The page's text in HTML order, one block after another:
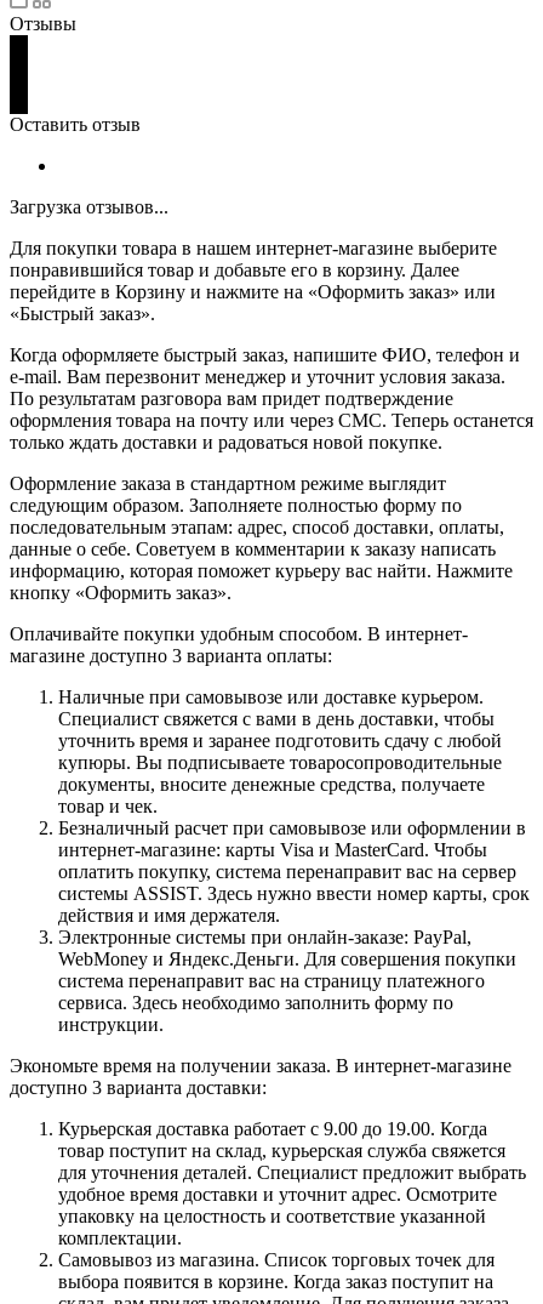
Отзывы
Оставить отзыв
Загрузка отзывов...
Для покупки товара в нашем интернет-магазине выберите
понравившийся товар и добавьте его в корзину. Далее
перейдите в Корзину и нажмите на «Оформить заказ» или
«Быстрый заказ».
Когда оформляете быстрый заказ, напишите ФИО, телефон и
e-mail. Вам перезвонит менеджер и уточнит условия заказа.
По результатам разговора вам придет подтверждение
оформления товара на почту или через СМС. Теперь останется
только ждать доставки и радоваться новой покупке.
Оформление заказа в стандартном режиме выглядит
следующим образом. Заполняете полностью форму по
последовательным этапам: адрес, способ доставки, оплаты,
данные о себе. Советуем в комментарии к заказу написать
информацию, которая поможет курьеру вас найти. Нажмите
кнопку «Оформить заказ».
Оплачивайте покупки удобным способом. В интернет-
магазине доступно 3 варианта оплаты:
Наличные при самовывозе или доставке курьером.
Специалист свяжется с вами в день доставки, чтобы
уточнить время и заранее подготовить сдачу с любой
купюры. Вы подписываете товаросопроводительные
документы, вносите денежные средства, получаете
товар и чек.
Безналичный расчет при самовывозе или оформлении в
интернет-магазине: карты Visa и MasterCard. Чтобы
оплатить покупку, система перенаправит вас на сервер
системы ASSIST. Здесь нужно ввести номер карты, срок
действия и имя держателя.
Электронные системы при онлайн-заказе: PayPal,
WebMoney и Яндекс.Деньги. Для совершения покупки
система перенаправит вас на страницу платежного
сервиса. Здесь необходимо заполнить форму по
инструкции.
Экономьте время на получении заказа. В интернет-магазине
доступно 3 варианта доставки:
Курьерская доставка работает с 9.00 до 19.00. Когда
товар поступит на склад, курьерская служба свяжется
для уточнения деталей. Специалист предложит выбрать
удобное время доставки и уточнит адрес. Осмотрите
упаковку на целостность и соответствие указанной
комплектации.
Самовывоз из магазина. Список торговых точек для
выбора появится в корзине. Когда заказ поступит на